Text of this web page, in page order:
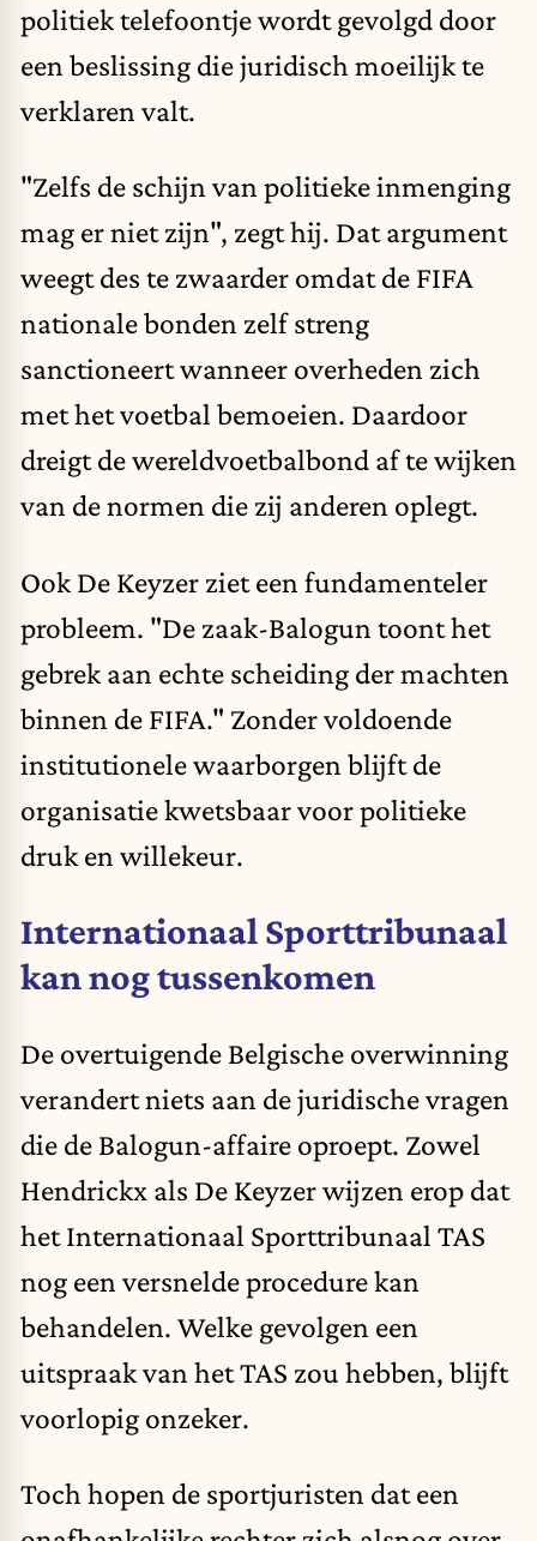
politiek telefoontje wordt gevolgd door
een beslissing die juridisch moeilijk te
verklaren valt.
"Zelfs de schijn van politieke inmenging
mag er niet zijn", zegt hij. Dat argument
weegt des te zwaarder omdat de FIFA
nationale bonden zelf streng
sanctioneert wanneer overheden zich
met het voetbal bemoeien. Daardoor
dreigt de wereldvoetbalbond af te wijken
van de normen die zij anderen oplegt.
Ook De Keyzer ziet een fundamenteler
probleem. "De zaak-Balogun toont het
gebrek aan echte scheiding der machten
binnen de FIFA." Zonder voldoende
institutionele waarborgen blijft de
organisatie kwetsbaar voor politieke
druk en willekeur.
Internationaal Sporttribunaal
kan nog tussenkomen
De overtuigende Belgische overwinning
verandert niets aan de juridische vragen
die de Balogun-affaire oproept. Zowel
Hendrickx als De Keyzer wijzen erop dat
het Internationaal Sporttribunaal TAS
nog een versnelde procedure kan
behandelen. Welke gevolgen een
uitspraak van het TAS zou hebben, blijft
voorlopig onzeker.
Toch hopen de sportjuristen dat een